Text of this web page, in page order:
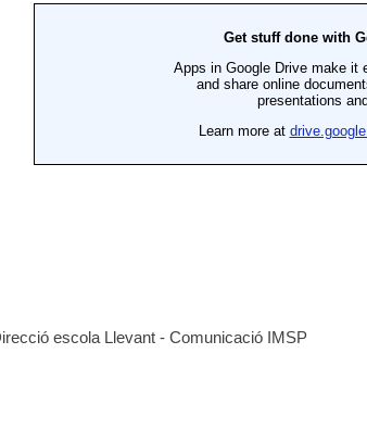
escola Llevant - Comunicació IMSP